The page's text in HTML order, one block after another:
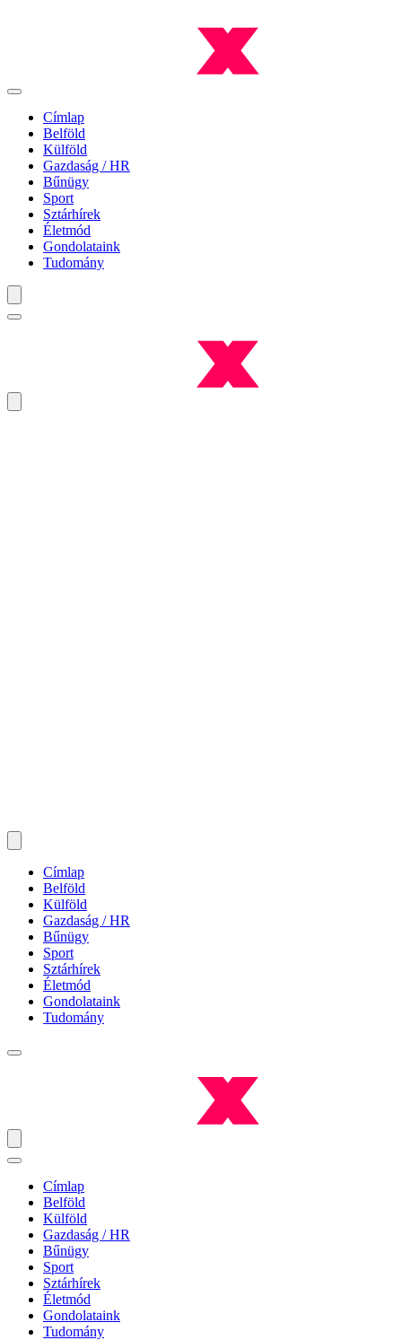
Címlap
Belföld
Külföld
Gazdaság / HR
Bűnügy
Sport
Sztárhírek
Életmód
Gondolataink
Tudomány
Címlap
Belföld
Külföld
Gazdaság / HR
Bűnügy
Sport
Sztárhírek
Életmód
Gondolataink
Tudomány
Címlap
Belföld
Külföld
Gazdaság / HR
Bűnügy
Sport
Sztárhírek
Életmód
Gondolataink
Tudomány